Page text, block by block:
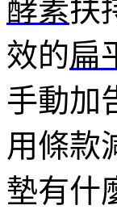
酵素扶
效的扁
手動加
用條款
墊有什